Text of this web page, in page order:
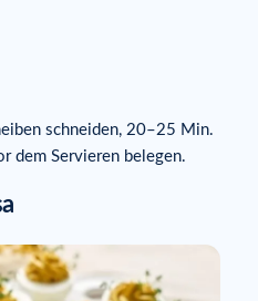
schneiden, 20–25 Min.
dem Servieren belegen.